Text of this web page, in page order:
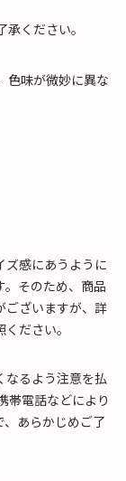
ください。
色味が微妙に異な
ズ感にあうように
。そのため、商品
ございますが、詳
ださい。
なるよう注意を払
帯電話などにより
あらかじめご了